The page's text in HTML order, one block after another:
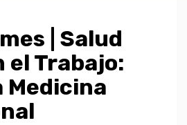
| Salud
el Trabajo:
Medicina